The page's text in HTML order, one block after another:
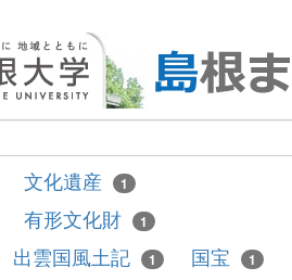
文化遺産 1
有形文化財 1
出雲国風土記 1 国宝 1